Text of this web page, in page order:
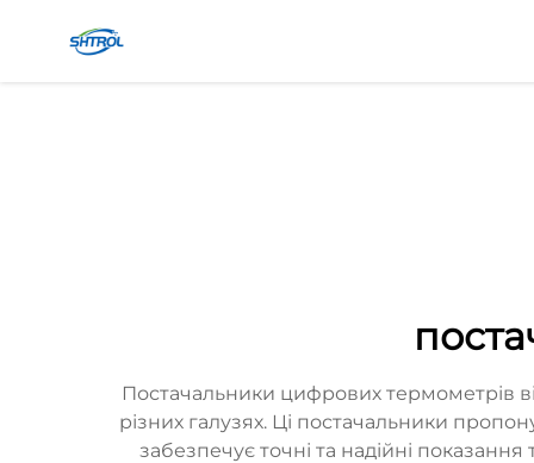
Постачальники цифрових термометрів
різних галузях. Ці постачальники
забезпечує точні та надійні